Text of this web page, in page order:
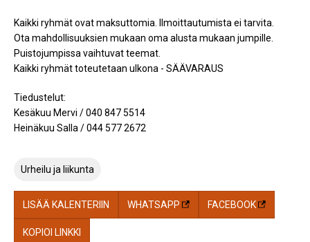
Kaikki ryhmät ovat maksuttomia. Ilmoittautumista ei tarvita.
Ota mahdollisuuksien mukaan oma alusta mukaan jumpille.
Puistojumpissa vaihtuvat teemat.
Kaikki ryhmät toteutetaan ulkona - SÄÄVARAUS
Tiedustelut:
Kesäkuu Mervi / 040 847 5514
Heinäkuu Salla / 044 577 2672
Urheilu ja liikunta
LISÄÄ KALENTERIIN WHATSAPP FACEBOOK
KOPIOI LINKKI